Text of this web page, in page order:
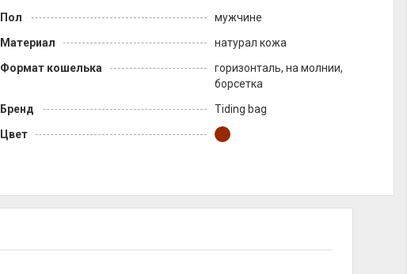
Пол
мужчине
Материал
натурал кожа
Формат кошелька
горизонталь, на молнии,
борсетка
Бренд
Tiding bag
Цвет